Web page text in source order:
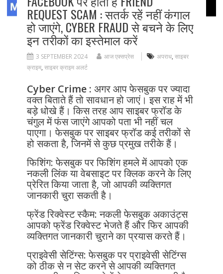
REQUEST SCAM : सतर्क रहें नहीं कंगाल
हो जाएंगे, CYBER ​​FRAUD से बचने के लिए
इन तरीकों का इस्तेमाल करें
3 SEPTEMBER 2024 आज एक्सप्रेस अपराध, साइबर
क्राइम, साइबर क्राइम अलर्ट
Cyber Crime : अगर आप फेसबुक पर ज्यादा
वक्त बिताते हैं तो सावधान हो जाएं। इस राह में भी
बड़े धोखे हैं। किस तरह आप साइबर फ्रॉड के
चंगुल में फंस जाएंगे आपको पता भी नहीं चल
पाएगा। फेसबुक पर साइबर फ्रॉड कई तरीकों से
हो सकता है, जिनमें से कुछ प्रमुख तरीके हैं।
फिशिंग: फेसबुक पर फिशिंग हमले में आपको एक
नकली लिंक या वेबसाइट पर क्लिक करने के लिए
प्रेरित किया जाता है, जो आपकी व्यक्तिगत
जानकारी चुरा सकती है।
फ्रेंड रिक्वेस्ट स्कैम: नकली फेसबुक अकाउंट्स
आपको फ्रेंड रिक्वेस्ट भेजते हैं और फिर आपकी
व्यक्तिगत जानकारी चुराने का प्रयास करते हैं।
प्राइवेसी सेटिंग्स: फेसबुक पर प्राइवेसी सेटिंग्स
को ठीक से न सेट करने से आपकी व्यक्तिगत